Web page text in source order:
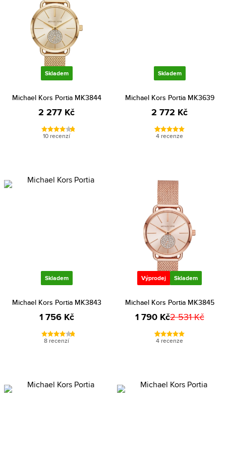
Skladem
Michael Kors Portia MK3844
2 277 Kč
10 recenzí
Skladem
Michael Kors Portia MK3639
2 772 Kč
4 recenze
Skladem
Michael Kors Portia MK3843
1 756 Kč
8 recenzí
Výprodej Skladem
Michael Kors Portia MK3845
1 790 Kč2 531 Kč
4 recenze